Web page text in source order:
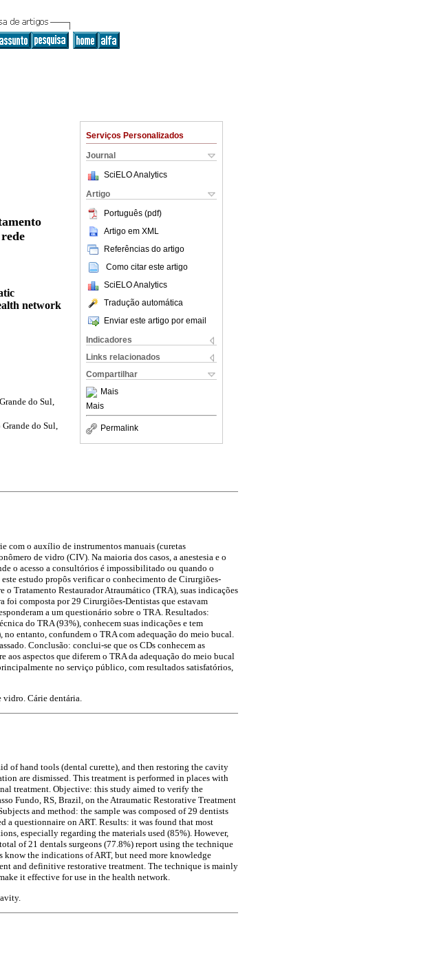
Serviços Personalizados
Journal
SciELO Analytics
Artigo
Português (pdf)
Artigo em XML
Referências do artigo
Como citar este artigo
SciELO Analytics
Tradução automática
Enviar este artigo por email
Indicadores
Links relacionados
Compartilhar
Mais
Mais
Permalink
network
do Sul,
do Sul,
com o auxílio de instrumentos manuais (curetas
de vidro (CIV). Na maioria dos casos, a anestesia e o
o acesso a consultórios é impossibilitado ou quando o
estudo propôs verificar o conhecimento de Cirurgiões-
o Tratamento Restaurador Atraumático (TRA), suas indicações
foi composta por 29 Cirurgiões-Dentistas que estavam
a um questionário sobre o TRA. Resultados:
do TRA (93%), conhecem suas indicações e tem
entanto, confundem o TRA com adequação do meio bucal.
Conclusão: conclui-se que os CDs conhecem as
aos aspectos que diferem o TRA da adequação do meio bucal
no serviço público, com resultados satisfatórios,
Cárie dentária.
of hand tools (dental curette), and then restoring the cavity
are dismissed. This treatment is performed in places with
treatment. Objective: this study aimed to verify the
Fundo, RS, Brazil, on the Atraumatic Restorative Treatment
and method: the sample was composed of 29 dentists
questionnaire on ART. Results: it was found that most
especially regarding the materials used (85%). However,
of 21 dentals surgeons (77.8%) report using the technique
the indications of ART, but need more knowledge
and definitive restorative treatment. The technique is mainly
it effective for use in the health network.